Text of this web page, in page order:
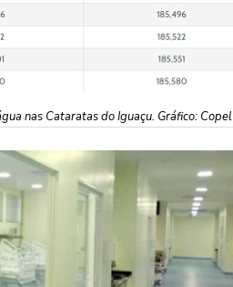
nas Cataratas do Iguaçu. Gráfico: Copel